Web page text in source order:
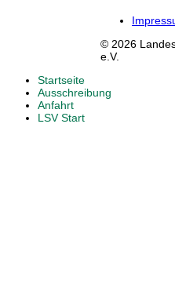
© 2026
e.V.
Startseite
Ausschreibung
Anfahrt
LSV Start